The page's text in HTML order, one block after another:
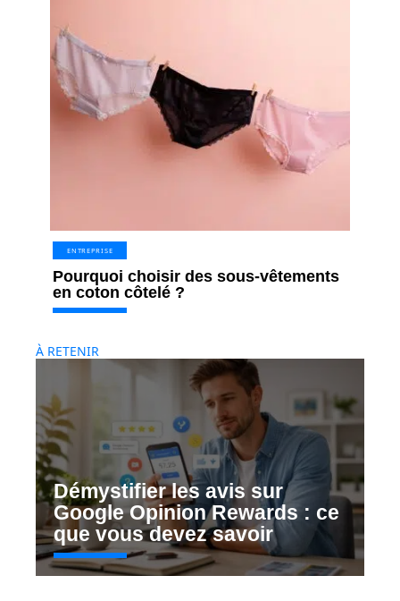
ENTREPRISE
Pourquoi choisir des sous-vêtements
en coton côtelé ?
À RETENIR
Démystifier les avis sur
Google Opinion Rewards : ce
que vous devez savoir